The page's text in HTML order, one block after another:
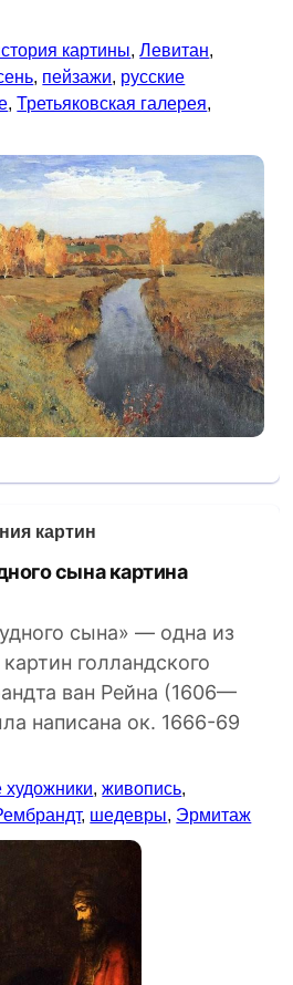
картины,Левитан,
, пейзажи, русские
,Третьяковская галерея,
картин
сына» — одна из
голландского
ван Рейна (1606—
написана ок. 1666-69
художники,живопись,
, шедевры, Эрмитаж